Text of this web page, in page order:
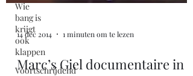
Wie
bang is
krijgt
ook
klappen
Voortschrijdend
14 dec 2014 1 minuten om te lezen